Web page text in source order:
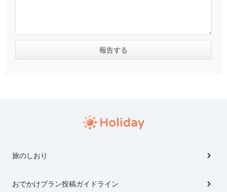
旅のしおり
おでかけプラン投稿ガイドライン